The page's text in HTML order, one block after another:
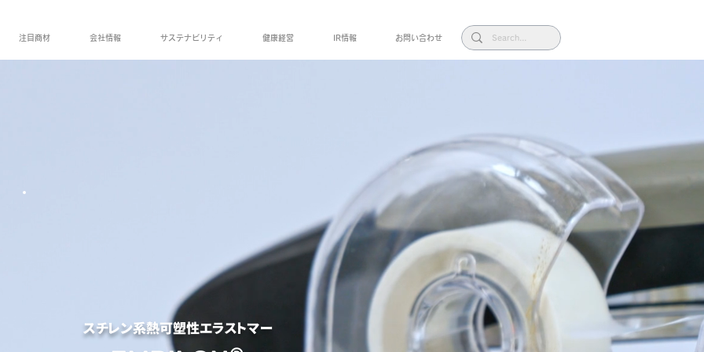
注目商材 会社情報 サステナビリティ 健康経営 IR情報 お問い合わせ
スチレン系熱可塑性エラストマー